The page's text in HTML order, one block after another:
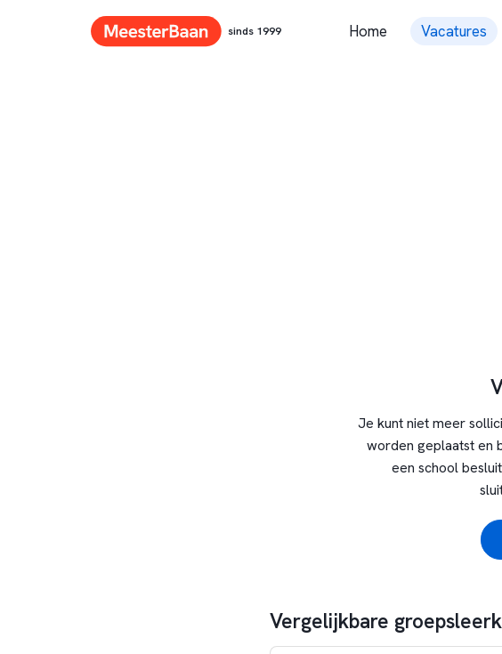
sinds 1999 Home Vacatures
Je kunt niet meer
worden geplaatst en
een school
Vergelijkbare